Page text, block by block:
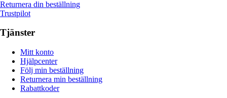
Returnera din beställning
Trustpilot
Tjänster
Mitt konto
Hjälpcenter
Följ min beställning
Returnera min beställning
Rabattkoder